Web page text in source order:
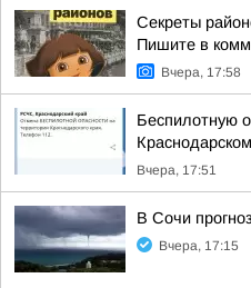
Секреты
Пишите в
Вчера, 17:58
Беспилотную
Вчера, 17:51
В Сочи
Вчера, 17:15